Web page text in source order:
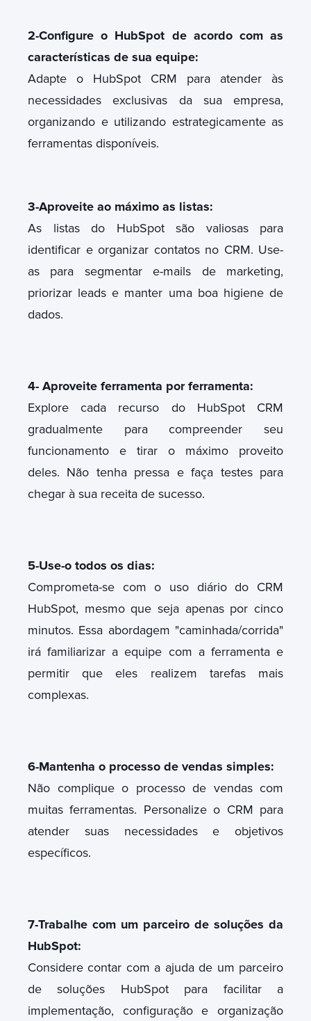
2-Configure o HubSpot de acordo com as
características de sua equipe:
Adapte o HubSpot CRM para atender às
necessidades exclusivas da sua empresa,
organizando e utilizando estrategicamente as
ferramentas disponíveis.
3-Aproveite ao máximo as listas:
As listas do HubSpot são valiosas para
identificar e organizar contatos no CRM. Use-
as para segmentar e-mails de marketing,
priorizar leads e manter uma boa higiene de
dados.
4- Aproveite ferramenta por ferramenta:
Explore cada recurso do HubSpot CRM
gradualmente para compreender seu
funcionamento e tirar o máximo proveito
deles. Não tenha pressa e faça testes para
chegar à sua receita de sucesso.
5-Use-o todos os dias:
Comprometa-se com o uso diário do CRM
HubSpot, mesmo que seja apenas por cinco
minutos. Essa abordagem "caminhada/corrida"
irá familiarizar a equipe com a ferramenta e
permitir que eles realizem tarefas mais
complexas.
6-Mantenha o processo de vendas simples:
Não complique o processo de vendas com
muitas ferramentas. Personalize o CRM para
atender suas necessidades e objetivos
específicos.
7-Trabalhe com um parceiro de soluções da
HubSpot:
Considere contar com a ajuda de um parceiro
de soluções HubSpot para facilitar a
implementação, configuração e organização